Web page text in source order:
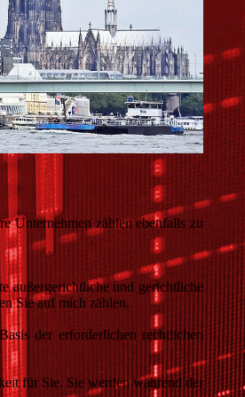
Unternehmen zählen ebenfalls zu
außergerichtliche und gerichtliche
Sie auf mich zählen.
der erforderlichen rechtlichen
für Sie. Sie werden während der